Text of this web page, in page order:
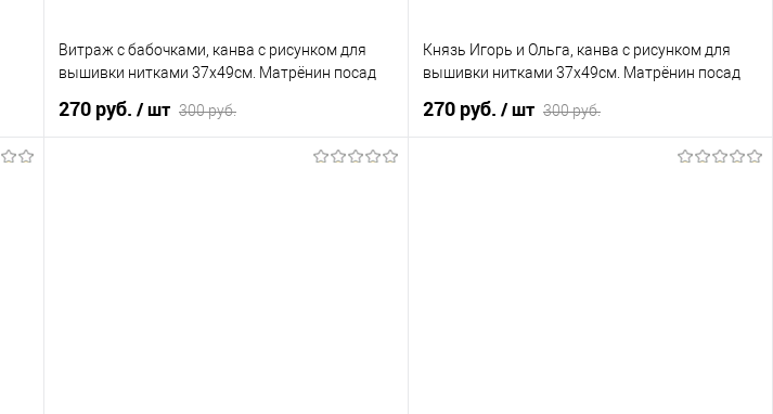
Витраж с бабочками, канва с рисунком для
вышивки нитками 37х49см. Матрёнин посад
270 руб. / шт 300 руб.
Князь Игорь и Ольга, канва с рисунком для
вышивки нитками 37х49см. Матрёнин посад
270 руб. / шт 300 руб.